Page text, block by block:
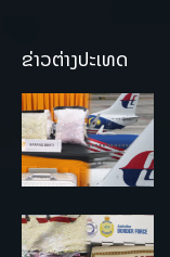
ຂ່າວຕ່າງປະເທດ